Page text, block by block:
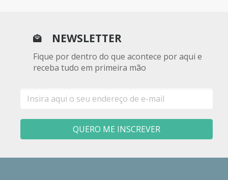
NEWSLETTER
Fique por dentro do que acontece por aqui e
receba tudo em primeira mão
mail
QUERO ME INSCREVER